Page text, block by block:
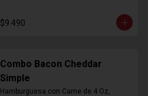
$9.490
Combo Bacon Cheddar
Simple
Hamburguesa con Carne de 4 Oz,